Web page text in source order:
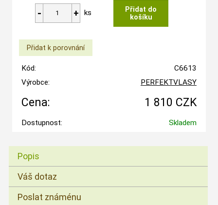
ks
Kód:
C6613
Výrobce:
PERFEKTVLASY
Cena: 1 810 CZK
Dostupnost: Skladem
Popis
Váš dotaz
Poslat známénu